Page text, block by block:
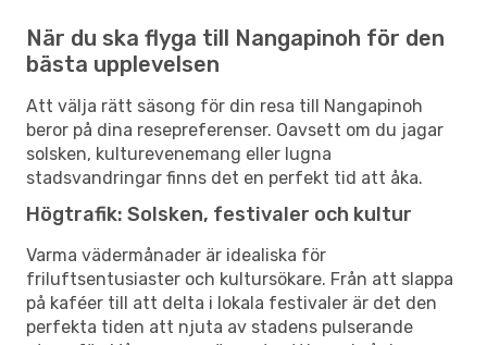
När du ska flyga till Nangapinoh för den
bästa upplevelsen
Att välja rätt säsong för din resa till Nangapinoh
beror på dina resepreferenser. Oavsett om du jagar
solsken, kulturevenemang eller lugna
stadsvandringar finns det en perfekt tid att åka.
Högtrafik: Solsken, festivaler och kultur
Varma vädermånader är idealiska för
friluftsentusiaster och kultursökare. Från att slappa
på kaféer till att delta i lokala festivaler är det den
perfekta tiden att njuta av stadens pulserande